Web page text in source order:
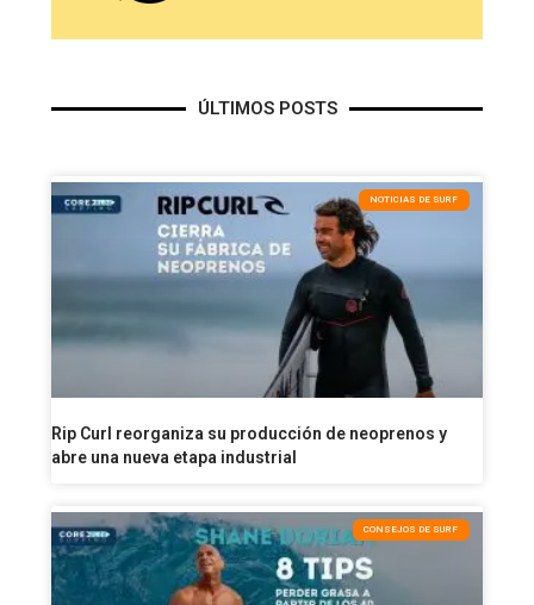
ÚLTIMOS POSTS
NOTICIAS DE SURF
Rip Curl reorganiza su producción de neoprenos y
abre una nueva etapa industrial
CONSEJOS DE SURF